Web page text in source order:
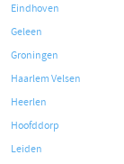
Eindhoven
Geleen
Groningen
Haarlem Velsen
Heerlen
Hoofddorp
Leiden